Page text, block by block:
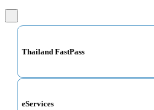
Thailand FastPass
eServices